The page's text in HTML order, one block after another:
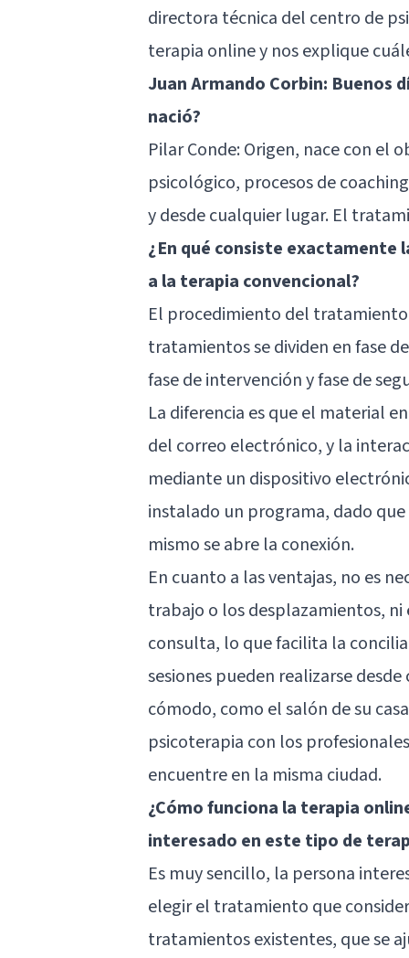
directora técnica del centro de
terapia online y nos explique
Juan Armando Corbin: Buenos
nació?
Pilar Conde: Origen, nace con el
psicológico, procesos de
y desde cualquier lugar. El
¿En qué consiste exactamente
a la terapia convencional?
El procedimiento del
tratamientos se dividen en fase
fase de intervención y fase de
La diferencia es que el material
del correo electrónico, y la
mediante un dispositivo
instalado un programa, dado
mismo se abre la conexión.
En cuanto a las ventajas, no es
trabajo o los desplazamientos,
consulta, lo que facilita la
sesiones pueden realizarse
cómodo, como el salón de su
psicoterapia con los
encuentre en la misma ciudad.
¿Cómo funciona la terapia
interesado en este tipo de
Es muy sencillo, la persona
elegir el tratamiento que
tratamientos existentes, que se